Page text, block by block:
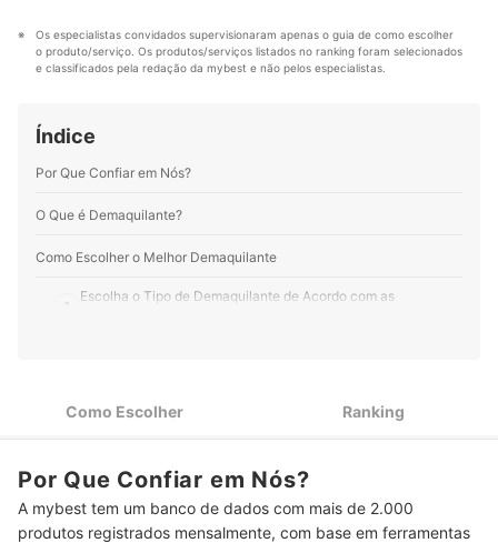
me motiva.
Perfil de Rafael Swoboda
Os especialistas convidados supervisionaram apenas o guia de como escolher
o produto/serviço. Os produtos/serviços listados no ranking foram selecionados
e classificados pela redação da mybest e não pelos especialistas.
Índice
Por Que Confiar em Nós?
O Que é Demaquilante?
Como Escolher o Melhor Demaquilante
1
Escolha o Tipo de Demaquilante de Acordo com as
Prefira Demaquilantes com Selo Vegano e Cruelty-Free para
Top 10 Melhores Demaquilantes
Como Remover a Maquiagem Corretamente?
Como Escolher Ranking
Por Que Confiar em Nós?
A mybest tem um banco de dados com mais de 2.000
produtos registrados mensalmente, com base em ferramentas